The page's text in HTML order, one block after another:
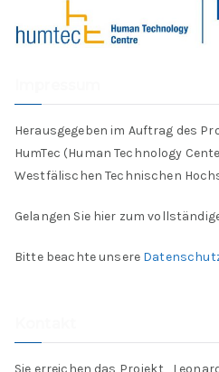
Herausgegeben im Auftrag des
HumTec (Human Technology
Westfälischen Technischen
Gelangen Sie hier zum
Bitte beachte unsere
Sie erreichen das Projekt